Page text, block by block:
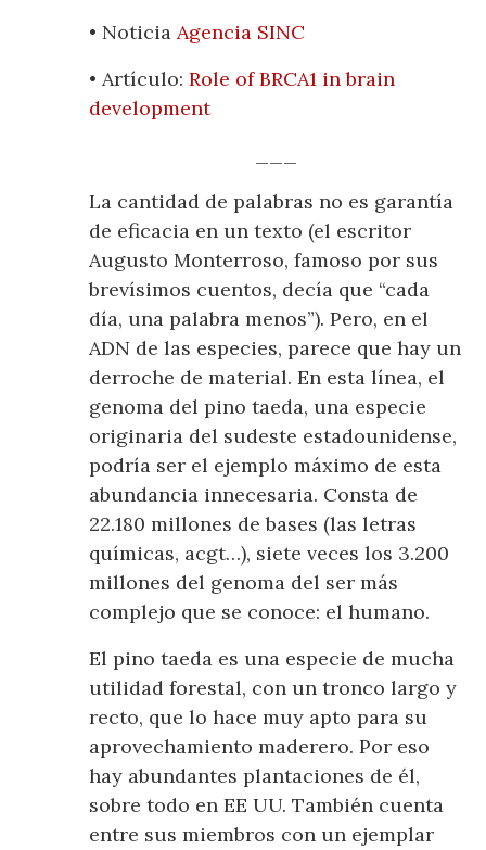
• NoticiaAgencia SINC
• Artículo:Role of BRCA1 in brain
development
La cantidad de palabras no es garantía
de eficacia en un texto (el escritor
Augusto Monterroso, famoso por sus
brevísimos cuentos, decía que “cada
día, una palabra menos”). Pero, en el
ADN de las especies, parece que hay un
derroche de material. En esta línea, el
genoma del pino taeda, una especie
originaria del sudeste estadounidense,
podría ser el ejemplo máximo de esta
abundancia innecesaria. Consta de
22.180 millones de bases (las letras
químicas, acgt…), siete veces los 3.200
millones del genoma del ser más
complejo que se conoce: el humano.
El pino taeda es una especie de mucha
utilidad forestal, con un tronco largo y
recto, que lo hace muy apto para su
aprovechamiento maderero. Por eso
hay abundantes plantaciones de él,
sobre todo en EE UU. También cuenta
entre sus miembros con un ejemplar